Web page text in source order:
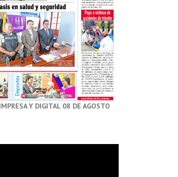
Y DIGITAL 08 DE AGOSTO